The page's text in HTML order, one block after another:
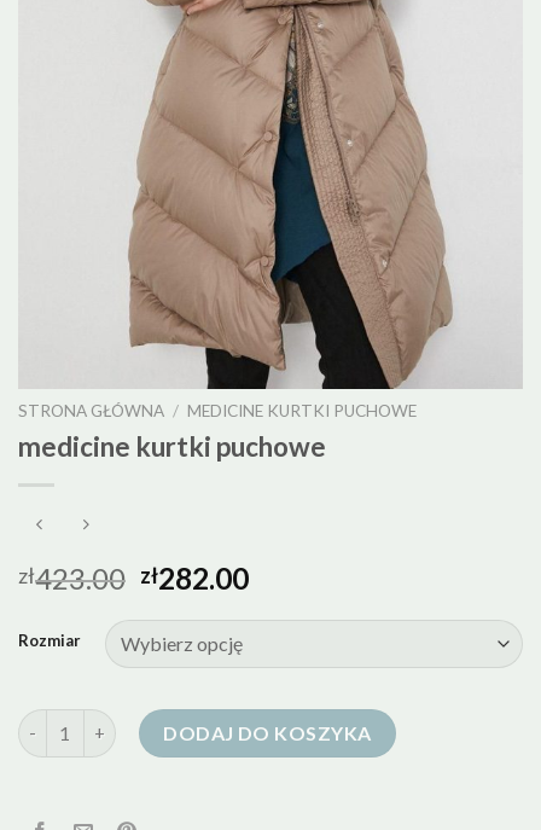
STRONA GŁÓWNA / MEDICINE KURTKI PUCHOWE
medicine kurtki puchowe
zł423.00 zł282.00
Rozmiar
ilość medicine kurtki puchoweDODAJ DO KOSZYKA